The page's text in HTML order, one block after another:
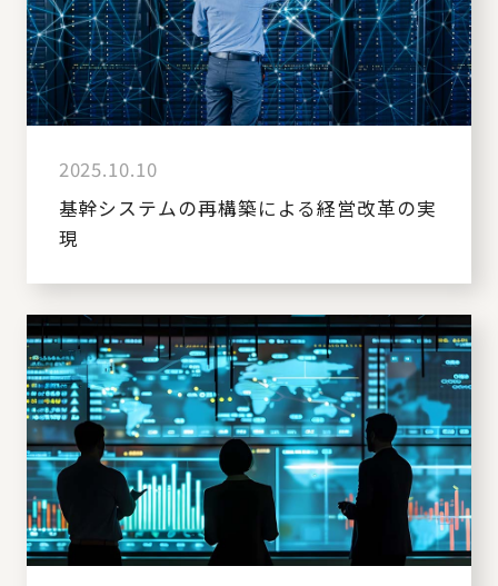
2025.10.10
基幹システムの再構築による経営改革の実
現